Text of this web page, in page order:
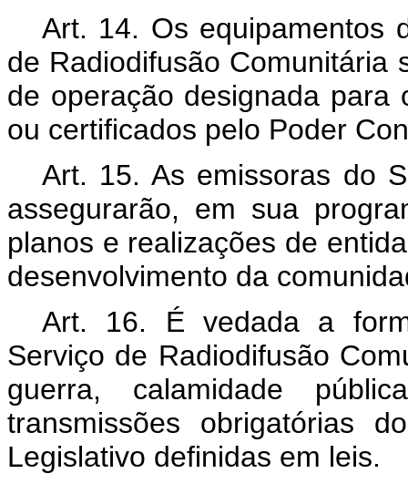
Art. 14. Os equipamentos
de Radiodifusão Comunitária
de operação designada para
ou certificados pelo Poder
Art. 15. As emissoras do
assegurarão, em sua
planos e realizações de
desenvolvimento da
Art. 16. É vedada a
Serviço de Radiodifusão
guerra, calamidade
transmissões obrigatórias
Legislativo definidas em leis.